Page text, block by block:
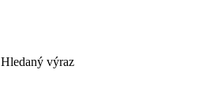
Hledaný výraz